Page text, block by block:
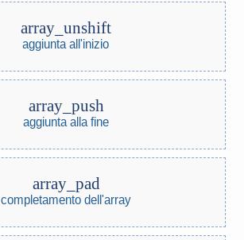
array_unshift
aggiunta all'inizio
array_push
aggiunta alla fine
array_pad
completamento dell'array